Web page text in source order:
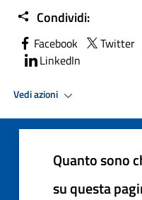
Condividi:
Facebook Twitter
LinkedIn
Vedi azioni
Quanto sono
su questa